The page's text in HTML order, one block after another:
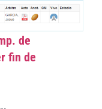
de
fin de